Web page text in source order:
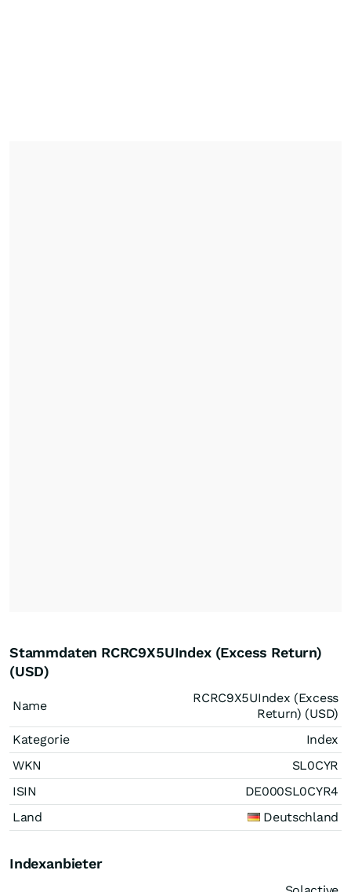
Stammdaten RCRC9X5UIndex (Excess Return)
(USD)
Name
RCRC9X5UIndex (Excess
Return) (USD)
Kategorie
Index
WKN
SL0CYR
ISIN
DE000SL0CYR4
Land
Deutschland
Indexanbieter